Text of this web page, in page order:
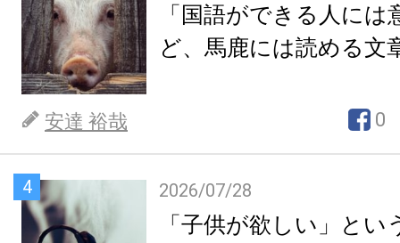
「国語ができる人には
ど、馬鹿には読める文
安達 裕哉 0
4 2026/07/28
「子供が欲しい」とい